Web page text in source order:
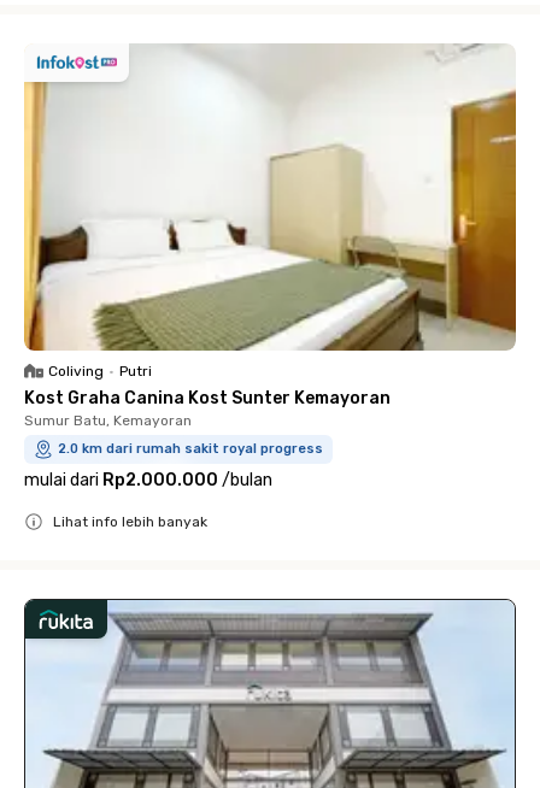
Coliving • Putri
Kost Graha Canina Kost Sunter Kemayoran
Sumur Batu, Kemayoran
2.0 km dari rumah sakit royal progress
mulai dari Rp2.000.000 /bulan
Lihat info lebih banyak